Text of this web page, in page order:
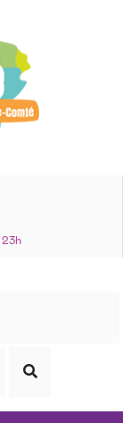
questions
Lancer
recherche